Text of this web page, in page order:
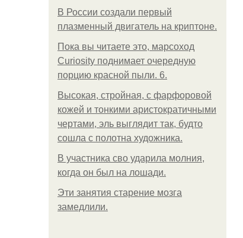
В России создали первый
плазменный двигатель на криптоне.
Пока вы читаете это, марсоход
Curiosity поднимает очередную
порцию красной пыли. 6.
Высокая, стройная, с фарфоровой
кожей и тонкими аристократичными
чертами, эль выглядит так, будто
сошла с полотна художника.
В участника сво ударила молния,
когда он был на лошади.
Эти занятия старение мозга
замедлили.